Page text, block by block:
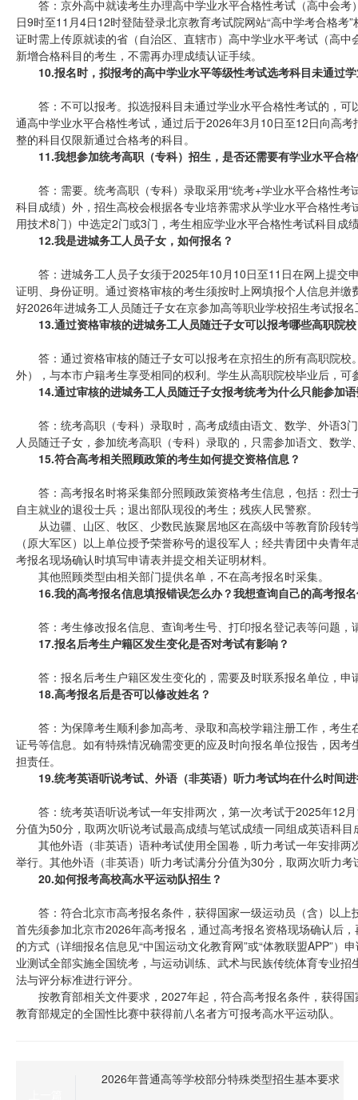
答：京外高中就读考生办理高中学业水平合格性考试（高中会
日9时至11月4日12时登陆登录北京教育考试院网站“高中学考合格考
证时需上传原就读的省（自治区、直辖市）高中学业水平考试（高
新增合格科目的考生，不需再办理成绩认证手续。
10.报名时，拟报考的高中学业水平等级性考试选考科目未通过
答：不可以报考。拟选报科目未通过学业水平合格性考试的，
通高中学业水平合格性考试，通过后于2026年3月10日至12日向高
整的科目仅限新通过合格考的科目。
11.我想参加统考高职（专科）招生，是否还需要有学业水平合
答：需要。统考高职（专科）录取采用“统考+学业水平合格性
科目成绩）外，招生高校会根据各专业培养需求从学业水平合格性
用技术8门）中选定2门或3门，考生相应学业水平合格性考试科目成
12.我是进城务工人员子女，如何报名？
答：进城务工人员子女须于2025年10月10日至11日在网上提交
证明、身份证明。通过资格审核的考生须按时上网填报个人信息并
好2026年进城务工人员随迁子女在京参加高等职业学校招生考试报
13.通过资格审核的进城务工人员随迁子女可以报考哪些高职院
答：通过资格审核的随迁子女可以报考在京招生的所有高职院
外），与本市户籍考生享受相同的权利。学生从高职院校毕业后，
14.通过审核的进城务工人员随迁子女报考统考为什么只能参加
答：统考高职（专科）录取时，高考成绩由语文、数学、外语3
人员随迁子女，参加统考高职（专科）录取的，只需参加语文、数
15.符合高考相关照顾政策的考生如何提交资格信息？
答：高考报名时将采集部分照顾政策资格考生信息，包括：烈
自主就业的退役士兵；退出部队现役的考生；残疾人民警察。
从边疆、山区、牧区、少数民族聚居地区在高级中等教育阶段
（原大军区）以上单位授予荣誉称号的退役军人；经共青团中央青
考报名现场确认时填写申请表并提交相关证明材料。
其他照顾类型由相关部门提供名单，不在高考报名时采集。
16.我的高考报名信息填报错误怎么办？我想查询自己的高考报
答：考生修改报名信息、查询考生号、打印报名登记表等问题
17.报名后考生户籍区发生变化是否对考试有影响？
答：报名后考生户籍区发生变化的，需要及时联系报名单位，
18.高考报名后是否可以修改姓名？
答：为保障考生顺利参加高考、录取和高校学籍注册工作，考
证号等信息。如有特殊情况确需变更的应及时向报名单位报告，因
担责任。
19.统考英语听说考试、外语（非英语）听力考试均在什么时间
答：统考英语听说考试一年安排两次，第一次考试于2025年12
分值为50分，取两次听说考试最高成绩与笔试成绩一同组成英语科
其他外语（非英语）语种考试使用全国卷，听力考试一年安排
举行。其他外语（非英语）听力考试满分分值为30分，取两次听力
20.如何报考高校高水平运动队招生？
答：符合北京市高考报名条件，获得国家一级运动员（含）以
首先须参加北京市2026年高考报名，通过高考报名资格现场确认后
的方式（详细报名信息见“中国运动文化教育网”或“体教联盟APP”
业测试全部实施全国统考，与运动训练、武术与民族传统体育专业
法与评分标准进行评分。
按教育部相关文件要求，2027年起，符合高考报名条件，获得
教育部规定的全国性比赛中获得前八名者方可报考高水平运动队。
2026年普通高等学校部分特殊类型招生基本要求